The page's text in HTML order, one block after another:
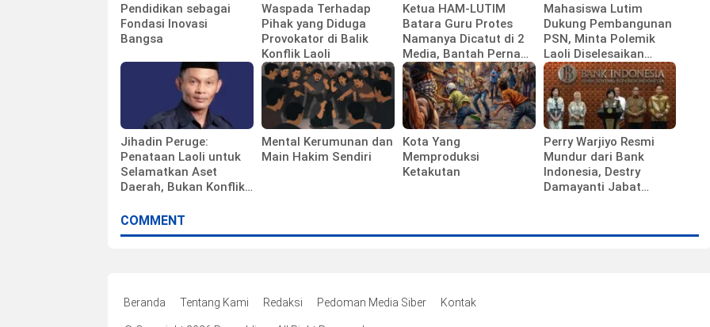
Pendidikan sebagai
Fondasi Inovasi
Bangsa
Waspada Terhadap
Pihak yang Diduga
Provokator di Balik
Konflik Laoli
Ketua HAM-LUTIM
Batara Guru Protes
Namanya Dicatut di 2
Media, Bantah Pernah
Diwawancarai
Mahasiswa Lutim
Dukung Pembangunan
PSN, Minta Polemik
Laoli Diselesaikan
Lewat Jalur Hukum
Jihadin Peruge:
Penataan Laoli untuk
Selamatkan Aset
Daerah, Bukan Konflik
Mental Kerumunan dan
Main Hakim Sendiri
Kota Yang
Memproduksi
Ketakutan
Perry Warjiyo Resmi
Mundur dari Bank
Indonesia, Destry
Damayanti Jabat
COMMENT
Beranda Tentang Kami Redaksi Pedoman Media Siber Kontak